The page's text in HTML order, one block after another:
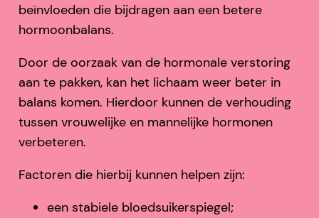
beïnvloeden die bijdragen aan een betere
hormoonbalans.
Door de oorzaak van de hormonale verstoring
aan te pakken, kan het lichaam weer beter in
balans komen. Hierdoor kunnen de verhouding
tussen vrouwelijke en mannelijke hormonen
verbeteren.
Factoren die hierbij kunnen helpen zijn:
een stabiele bloedsuikerspiegel;